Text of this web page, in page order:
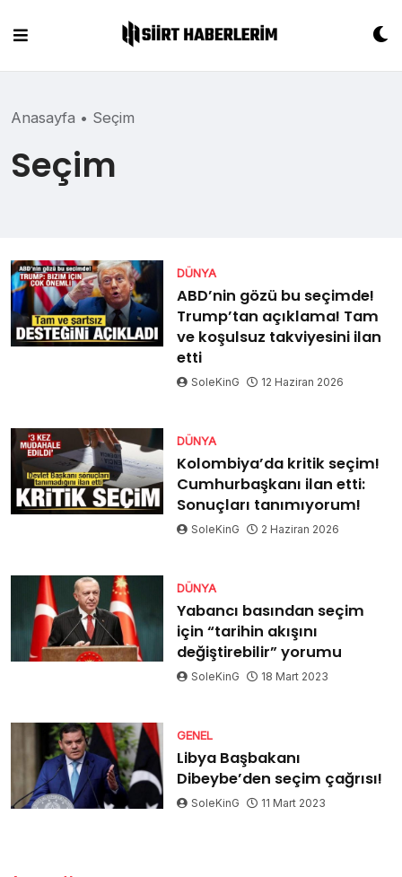
content
Anasayfa • Seçim
Seçim
DÜNYA
ABD’nin gözü bu seçimde!
Trump’tan açıklama! Tam
ve koşulsuz takviyesini ilan
etti
SoleKinG 12 Haziran 2026
DÜNYA
Kolombiya’da kritik seçim!
Cumhurbaşkanı ilan etti:
Sonuçları tanımıyorum!
SoleKinG 2 Haziran 2026
DÜNYA
Yabancı basından seçim
için “tarihin akışını
değiştirebilir” yorumu
SoleKinG 18 Mart 2023
GENEL
Libya Başbakanı
Dibeybe’den seçim çağrısı!
SoleKinG 11 Mart 2023